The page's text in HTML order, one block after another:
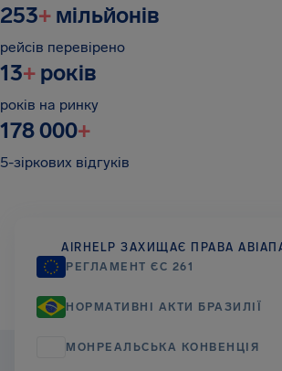
253+ мільйонів
рейсів перевірено
13+ років
років на ринку
178 000+
5-зіркових відгуків
AIRHELP ЗАХИЩАЄ ПРАВА
РЕГЛАМЕНТ ЄС 261
НОРМАТИВНІ АКТИ БРАЗИЛІЇ
МОНРЕАЛЬСЬКА КОНВЕНЦІЯ